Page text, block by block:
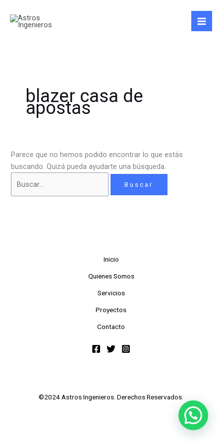
contenido
blazer casa de
apostas
Parece que no hemos podido encontrar lo que estás
buscando. Quizá pueda ayudarte una búsqueda.
por:
Inicio
Quienes Somos
Servicios
Proyectos
Contacto
©2024 Astros Ingenieros. Derechos Reservados.